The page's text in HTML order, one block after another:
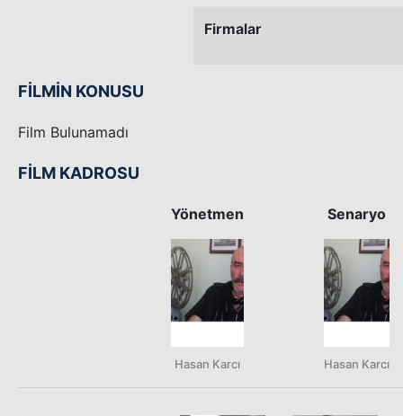
Firmalar
FİLMİN KONUSU
Film Bulunamadı
FİLM KADROSU
Yönetmen
Hasan Karcı
Senaryo
Hasan Karcı